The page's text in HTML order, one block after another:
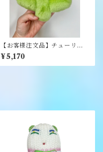
【お客様注文品】チューリッ
プぬいぐるみ（イエロー）
《風子》
¥5,170